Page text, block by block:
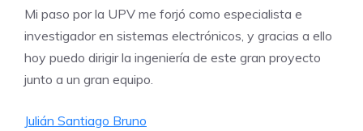
Mi paso por la UPV me forjó como especialista e
investigador en sistemas electrónicos, y gracias a ello
hoy puedo dirigir la ingeniería de este gran proyecto
junto a un gran equipo.
Julián Santiago Bruno